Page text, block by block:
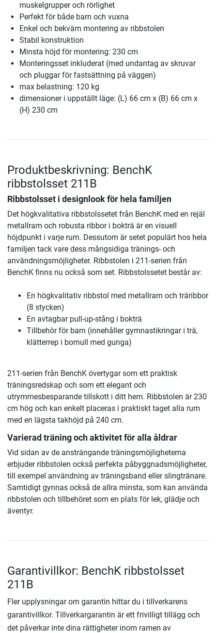
muskelgrupper och rörlighet
Perfekt för både barn och vuxna
Enkel och bekväm montering av ribbstolen
Stabil konstruktion
Minsta höjd för montering: 230 cm
Monteringsset inkluderat (med undantag av skruvar
och pluggar för fastsättning på väggen)
max belastning: 120 kg
dimensioner i uppställt läge: (L) 66 cm x (B) 66 cm x
(H) 230 cm
Produktbeskrivning: BenchK
ribbstolsset 211B
Ribbstolsset i designlook för hela familjen
Det högkvalitativa ribbstolssetet från BenchK med en rejäl
metallram och robusta ribbor i bokträ är en visuell
höjdpunkt i varje rum. Dessutom är setet populärt hos hela
familjen tack vare dess mångsidiga tränings- och
användningsmöjligheter. Ribbstolen i 211-serien från
BenchK finns nu också som set. Ribbstolssetet består av:
En högkvalitativ ribbstol med metallram och träribbor
(8 stycken)
En avtagbar pull-up-stång i bokträ
Tillbehör för barn (innehåller gymnastikringar i trä,
klätterrep i bomull med gunga)
211-serien från BenchK övertygar som ett praktisk
träningsredskap och som ett elegant och
utrymmesbesparande tillskott i ditt hem. Ribbstolen är 230
cm hög och kan enkelt placeras i praktiskt taget alla rum
med en lägsta takhöjd på 240 cm.
Varierad träning och aktivitet för alla åldrar
Vid sidan av de ansträngande träningsmöjligheterna
erbjuder ribbstolen också perfekta påbyggnadsmöjligheter,
till exempel användning av träningsband eller slingtränare.
Samtidigt gynnas också de allra minsta, som kan använda
ribbstolen och tillbehöret som en plats för lek, glädje och
äventyr.
Garantivillkor: BenchK ribbstolsset
211B
Fler upplysningar om garantin hittar du i tillverkarens
garantivillkor. Tillverkargarantin är ett frivilligt tillägg och
det påverkar inte dina rättigheter inom ramen av